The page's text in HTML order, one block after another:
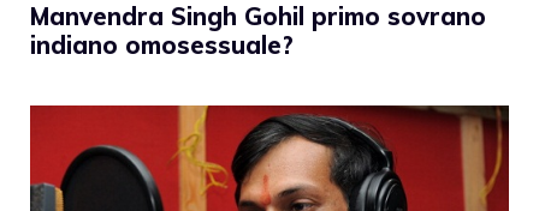
Manvendra Singh Gohil primo sovrano
indiano omosessuale?